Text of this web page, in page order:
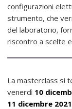
configurazioni
strumento, che
del laboratorio,
riscontro a scelte
La masterclass si
venerdì 10
11 dicembre 2021